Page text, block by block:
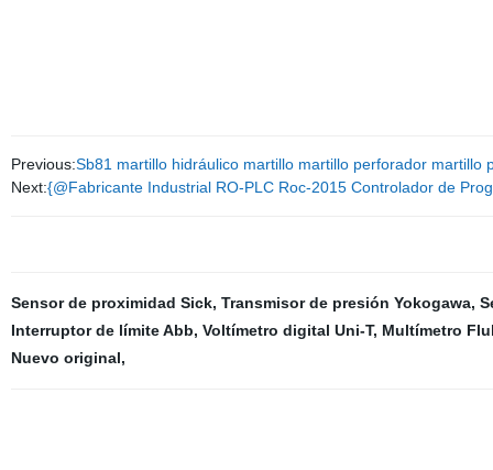
Previous:Sb81 martillo hidráulico martillo martillo perforador martillo
Next:{@Fabricante Industrial RO-PLC Roc-2015 Controlador de
Sensor de proximidad Sick, Transmisor de presión Yokogawa,
Interruptor de límite Abb, Voltímetro digital Uni-T, Multímetro
Nuevo original,